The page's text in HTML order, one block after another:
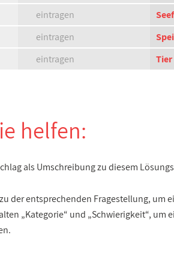
eintragen
eintragen
eintragen Tier
helfen:
als Umschreibung zu diesem
zu der entsprechenden Fragestellung, um
„Kategorie“ und „Schwierigkeit“,